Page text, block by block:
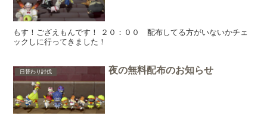
もす！ござえもんです！ ２０：００ 配布してる方がいないかチェ
ックしに行ってきました！
日替わり討伐 夜の無料配布のお知らせ